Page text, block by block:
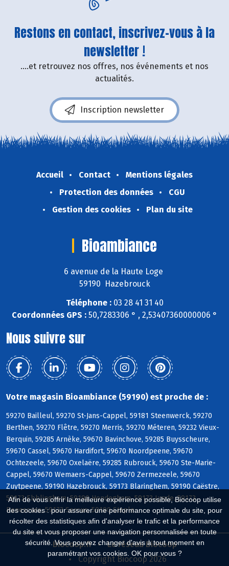
Afin de vous offrir la meilleure expérience possible, Biocoop utilise
des cookies : pour assurer une performance optimale du site, pour
récolter des statistiques afin d'analyser le trafic et la performance
du site et vous proposer une navigation personnalisée en toute
sécurité. Vous pouvez changer d'avis à tout moment en
paramétrant vos cookies. OK pour vous ?
Restons en contact, inscrivez-vous à la
newsletter !
....et retrouvez nos offres, nos événements et nos
actualités.
Inscription newsletter
Accueil Contact
Mentions légales
Protection des données
CGU
Gestion des cookies
Plan du site
Bioambiance
6 avenue de la Haute Loge
59190 Hazebrouck
Téléphone :03 28 41 31 40
Coordonnées GPS : 50,7283306 ° , 2,53407360000006 °
Nous suivre sur
Votre magasin Bioambiance (59190) est proche de :
59270 Bailleul, 59270 St-Jans-Cappel, 59181 Steenwerck, 59270
Berthen, 59270 Flêtre, 59270 Merris, 59270 Méteren, 59232 Vieux-
Berquin, 59285 Arnèke, 59670 Bavinchove, 59285 Buysscheure,
59670 Cassel, 59670 Hardifort, 59670 Noordpeene, 59670
Ochtezeele, 59670 Oxelaëre, 59285 Rubrouck, 59670 Ste-Marie-
Cappel, 59670 Wemaers-Cappel, 59670 Zermezeele, 59670
Zuytpeene, 59190 Hazebrouck, 59173 Blaringhem, 59190 Caëstre,
59173 Ebblinghem, 59190 Hondeghem, 59173 Lynde, 59173
Renescure, 59173 Sercus, 59190 Staple
Biocoop.fr
Le réseau Biocoop
Copyright Biocoop 2026